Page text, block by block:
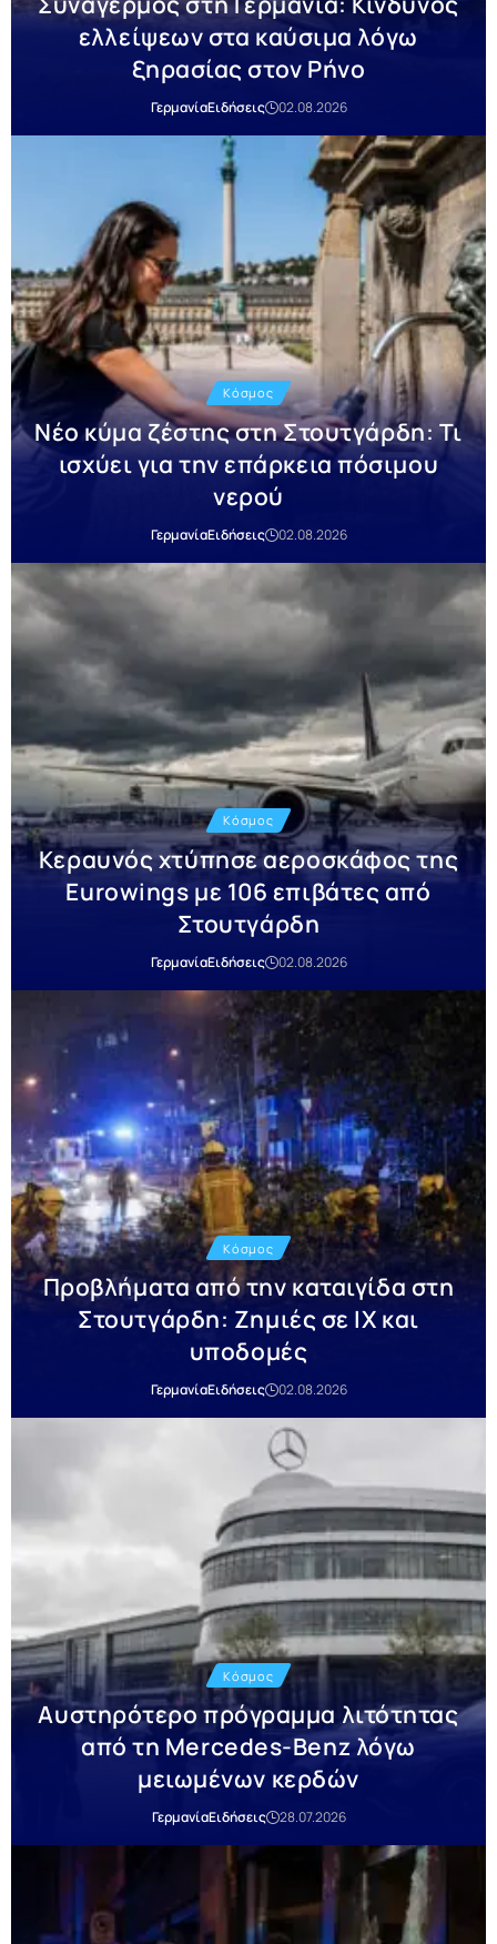
ελλείψεων στα καύσιμα λόγω
ξηρασίας στον Ρήνο
ΓερμανίαΕιδήσεις 02.08.2026
Κόσμος
Νέο κύμα ζέστης στη Στουτγάρδη: Τι
ισχύει για την επάρκεια πόσιμου
νερού
ΓερμανίαΕιδήσεις 02.08.2026
Κόσμος
Κεραυνός χτύπησε αεροσκάφος της
Eurowings με 106 επιβάτες από
Στουτγάρδη
ΓερμανίαΕιδήσεις 02.08.2026
Κόσμος
Προβλήματα από την καταιγίδα στη
Στουτγάρδη: Ζημιές σε ΙΧ και
υποδομές
ΓερμανίαΕιδήσεις 02.08.2026
Κόσμος
Αυστηρότερο πρόγραμμα λιτότητας
από τη Mercedes-Benz λόγω
μειωμένων κερδών
ΓερμανίαΕιδήσεις 28.07.2026